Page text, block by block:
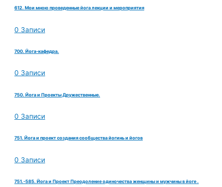
612. Мои мною проведенные йога лекции и мероприятия
0 Записи
700. Йога-кафедра.
0 Записи
750. Йога и Проекты Дружественные.
0 Записи
751. Йога и проект создания сообщества йогинь и йогов
0 Записи
751.-585. Йога и Проект Преодоление одиночества женщины и мужчины в йоге .